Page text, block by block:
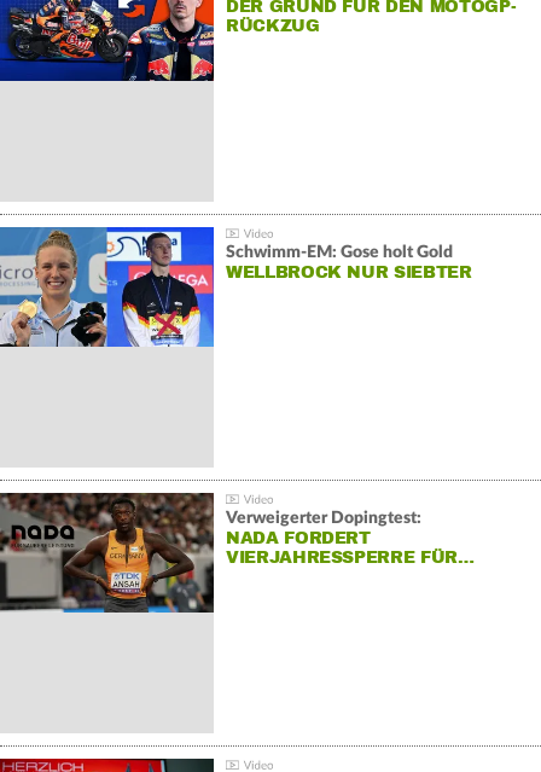
DER GRUND FÜR DEN MOTOGP-
RÜCKZUG
Schwimm-EM: Gose holt Gold
WELLBROCK NUR SIEBTER
Verweigerter Dopingtest:
NADA FORDERT
VIERJAHRESSPERRE FÜR…